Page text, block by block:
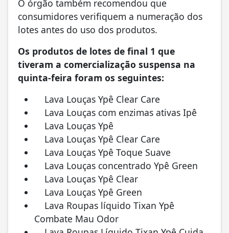
O órgão também recomendou que
consumidores verifiquem a numeração dos
lotes antes do uso dos produtos.
Os produtos de lotes de final 1 que
tiveram a comercialização suspensa na
quinta-feira foram os seguintes:
Lava Louças Ypê Clear Care
Lava Louças com enzimas ativas Ipê
Lava Louças Ypê
Lava Louças Ypê Clear Care
Lava Louças Ypê Toque Suave
Lava Louças concentrado Ypê Green
Lava Louças Ypê Clear
Lava Louças Ypê Green
Lava Roupas líquido Tixan Ypê
Combate Mau Odor